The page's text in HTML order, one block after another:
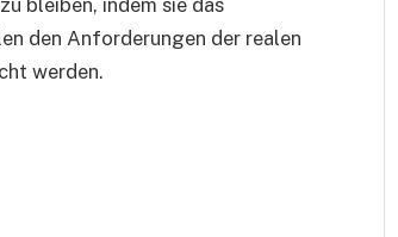
bleiben, indem sie das
den Anforderungen der realen
werden.